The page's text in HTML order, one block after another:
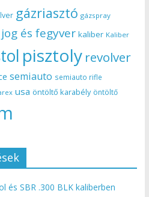
gázriasztó gázspray
jog és fegyver kaliber Kaliber
pisztoly revolver
semiauto semiauto rifle
usa öntöltő karabély öntöltő
és SBR .300 BLK kaliberben